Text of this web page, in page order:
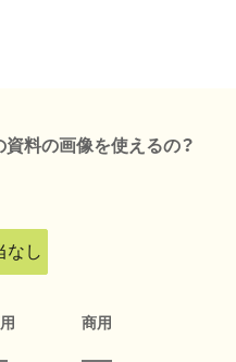
料の画像を使えるの？
なし
商用